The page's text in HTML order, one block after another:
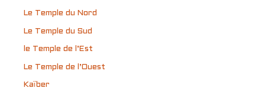
Le Temple du Nord
Le Temple du Sud
le Temple de l’Est
Le Temple de l’Ouest
Kaïber